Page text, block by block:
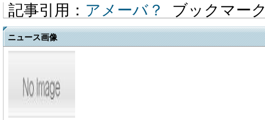
記事引用： アメーバ？ ブックマー
ニュース画像